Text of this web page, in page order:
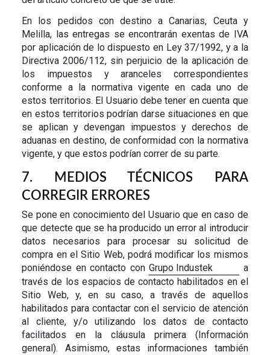
En los pedidos con destino a Canarias, Ceuta y
Melilla, las entregas se encontrarán exentas de IVA
por aplicación de lo dispuesto en Ley 37/1992, y a la
Directiva 2006/112, sin perjuicio de la aplicación de
los impuestos y aranceles correspondientes
conforme a la normativa vigente en cada uno de
estos territorios. El Usuario debe tener en cuenta que
en estos territorios podrían darse situaciones en que
se aplican y devengan impuestos y derechos de
aduanas en destino, de conformidad con la normativa
vigente, y que estos podrían correr de su parte.
7. MEDIOS TÉCNICOS PARA
CORREGIR ERRORES
Se pone en conocimiento del Usuario que en caso de
que detecte que se ha producido un error al introducir
datos necesarios para procesar su solicitud de
compra en el Sitio Web, podrá modificar los mismos
poniéndose en contacto conGrupo Industek
a
través de los espacios de contacto habilitados en el
Sitio Web, y, en su caso, a través de aquellos
habilitados para contactar con el servicio de atención
al cliente, y/o utilizando los datos de contacto
facilitados en la cláusula primera (Información
general). Asimismo, estas informaciones también